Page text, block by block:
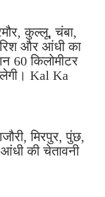
कुल्लू, चंबा,
और आंधी का
60 किलोमीटर
Kal Ka
मिरपुर, पुंछ,
की चेतावनी